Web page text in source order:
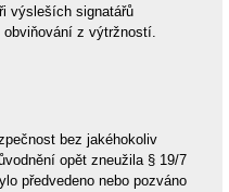
výsleších signatářů
z výtržností.
bez jakéhokoliv
opět zneužila § 19/7
předvedeno nebo pozváno